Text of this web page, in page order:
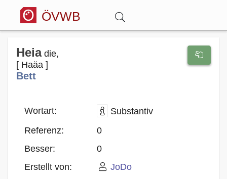
ÖVWB
Anmelden
Wörterbuch
Hitparade
Blog
Heiadie,
[ Haäa ]
Bett
Wortart:
Substantiv
Referenz:
0
Besser:
0
Erstellt von:
JoDo